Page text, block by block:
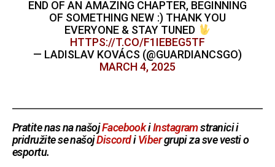
END OF AN AMAZING CHAPTER, BEGINNING
OF SOMETHING NEW :) THANK YOU
EVERYONE & STAY TUNED
HTTPS://T.CO/F1IEBEG5TF
— LADISLAV KOVÁCS (@GUARDIANCSGO)
MARCH 4, 2025
Pratite nas na našojFacebookiInstagramstranici i
pridružite se našojDiscordiVibergrupi za sve vesti o
esportu.